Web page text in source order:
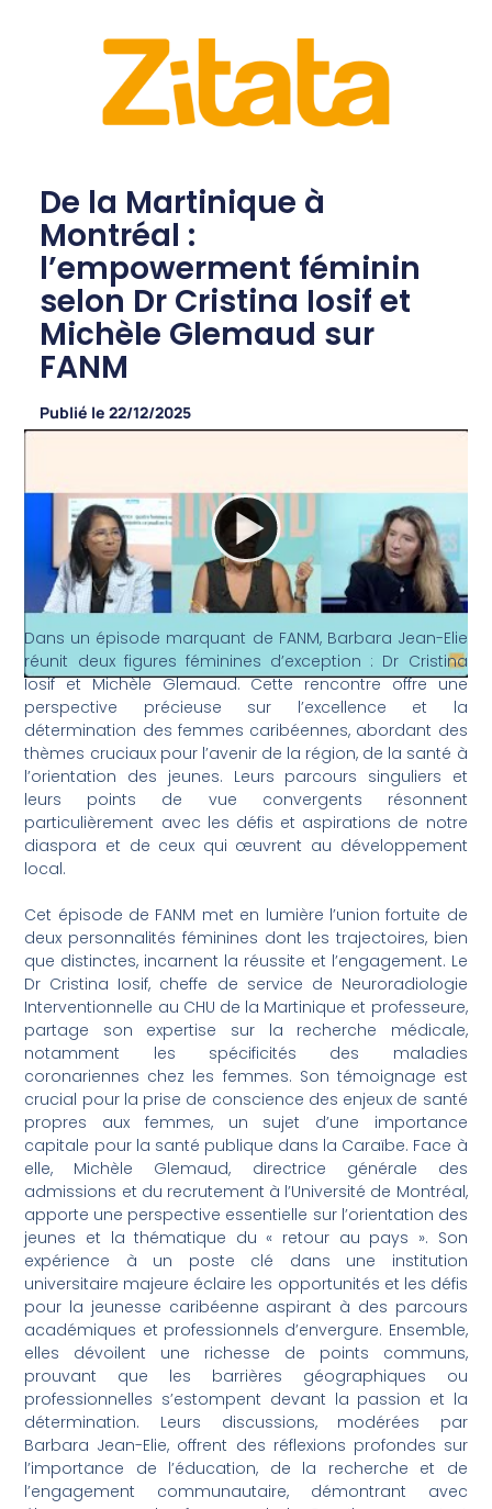
De la Martinique à
Montréal :
l’empowerment féminin
selon Dr Cristina Iosif et
Michèle Glemaud sur
FANM
Publié le 22/12/2025
Dans un épisode marquant de FANM, Barbara Jean-Elie
réunit deux figures féminines d’exception : Dr Cristina
Iosif et Michèle Glemaud. Cette rencontre offre une
perspective précieuse sur l’excellence et la
détermination des femmes caribéennes, abordant des
thèmes cruciaux pour l’avenir de la région, de la santé à
l’orientation des jeunes. Leurs parcours singuliers et
leurs points de vue convergents résonnent
particulièrement avec les défis et aspirations de notre
diaspora et de ceux qui œuvrent au développement
local.
Cet épisode de FANM met en lumière l’union fortuite de
deux personnalités féminines dont les trajectoires, bien
que distinctes, incarnent la réussite et l’engagement. Le
Dr Cristina Iosif, cheffe de service de Neuroradiologie
Interventionnelle au CHU de la Martinique et professeure,
partage son expertise sur la recherche médicale,
notamment les spécificités des maladies
coronariennes chez les femmes. Son témoignage est
crucial pour la prise de conscience des enjeux de santé
propres aux femmes, un sujet d’une importance
capitale pour la santé publique dans la Caraïbe. Face à
elle, Michèle Glemaud, directrice générale des
admissions et du recrutement à l’Université de Montréal,
apporte une perspective essentielle sur l’orientation des
jeunes et la thématique du « retour au pays ». Son
expérience à un poste clé dans une institution
universitaire majeure éclaire les opportunités et les défis
pour la jeunesse caribéenne aspirant à des parcours
académiques et professionnels d’envergure. Ensemble,
elles dévoilent une richesse de points communs,
prouvant que les barrières géographiques ou
professionnelles s’estompent devant la passion et la
détermination. Leurs discussions, modérées par
Barbara Jean-Elie, offrent des réflexions profondes sur
l’importance de l’éducation, de la recherche et de
l’engagement communautaire, démontrant avec